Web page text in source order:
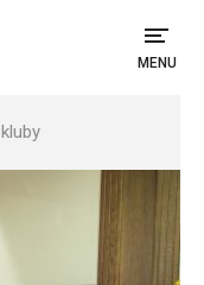
MENU
kluby